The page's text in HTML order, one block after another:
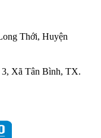
Thới, Huyện
Xã Tân Bình, TX.